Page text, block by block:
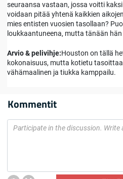
seuraansa vastaan, jossa voitti
voidaan pitää yhtenä kaikkien
mies entisten vuosien tasollaan?
loukkaantuneena, mutta tänään
Arvio & pelivihje:Houston on tällä
kokonaisuus, mutta kotietu
vähämaalinen ja tiukka kamppailu.
Kommentit